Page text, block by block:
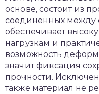
основе, состоит из
соединенных между
обеспечивает
нагрузкам и
возможность
значит фиксация
прочности.
также материал не